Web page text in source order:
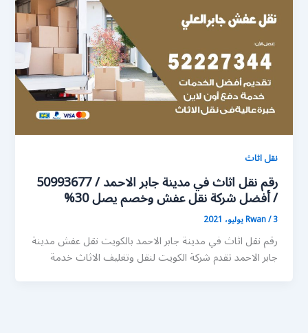
نقل اثاث
رقم نقل اثاث في مدينة جابر الاحمد / 50993677
/ أفضل شركة نقل عفش وخصم يصل 30%
Rwan/3 يوليو، 2021
رقم نقل اثاث في مدينة جابر الاحمد بالكويت نقل عفش مدينة
جابر الاحمد تقدم شركة الكويت لنقل وتغليف الاثاث خدمة